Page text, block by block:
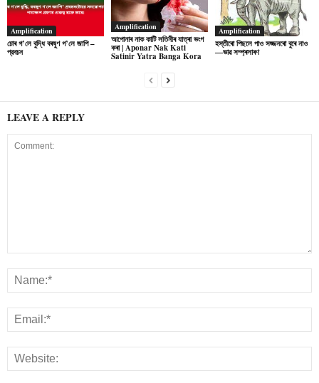
Amplification
চোৰ গ’লে বুদ্ধি বৰষুণ গ’লে জাপি –
প্রবচন
Amplification
আপোনাৰ নাক কাটি সতিনীৰ যাত্ৰা ভংগ
কৰা | Aponar Nak Kati
Satinir Yatra Banga Kora
Amplification
হস্তীৰো পিছলে পাও সজ্জনৰো বুৰে নাও
—ভাৱ সম্প্ৰসাৰণ
LEAVE A REPLY